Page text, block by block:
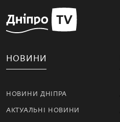
НОВИНИ
НОВИНИ ДНІПРА
АКТУАЛЬНІ НОВИНИ